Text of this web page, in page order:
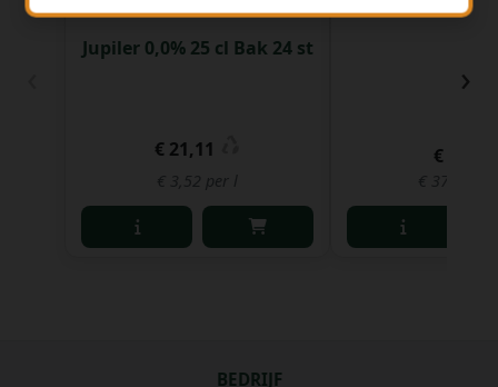
Jupiler 0,0% 25 cl Bak 24 st
€ 21,11
€ 3,52 per l
€ 26,43
€ 37,76
›
BEDRIJF